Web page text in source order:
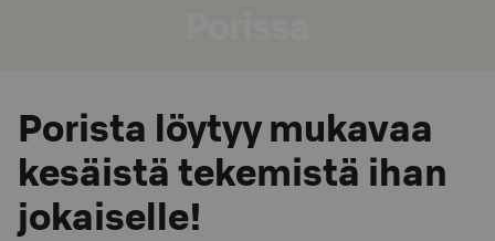
Porista löytyy mukavaa
kesäistä tekemistä ihan
jokaiselle!